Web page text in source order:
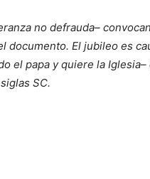
no defrauda–
El jubileo es
el papa y quiere la
SC.